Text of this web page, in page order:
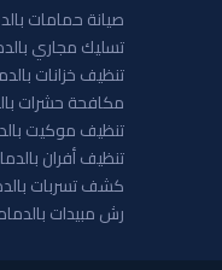
صيانة حمامات
تسليك مجاري
تنظيف خزانات
مكافحة حشرات
تنظيف موكيت
تنظيف أفران
كشف تسربات
رش مبيدات